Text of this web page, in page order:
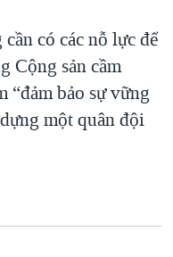
có các nỗ lực để
Cộng sản cầm
“đảm bảo sự vững
một quân đội